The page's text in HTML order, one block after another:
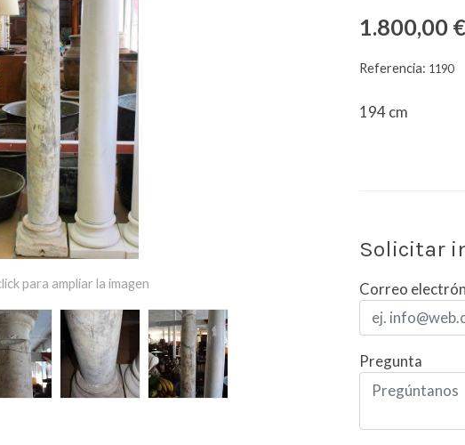
para ampliar la imagen
1.800,00 €
Referencia: 1190
194 cm
Solicitar
Correo
Pregunta